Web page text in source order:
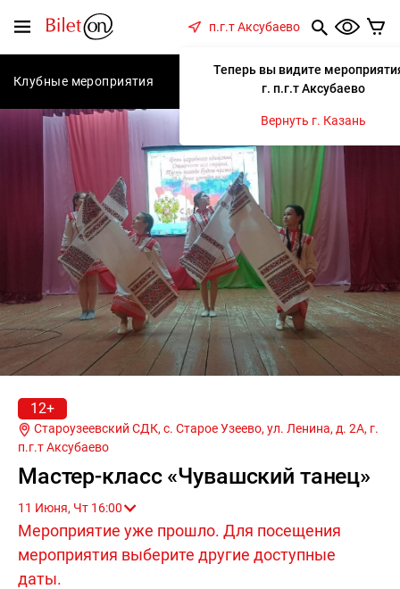
Меню
п.г.т Аксубаево
Теперь вы видите
г. п.г.т Аксубаево
Вернуть г. Казань
Клубные мероприятия Концерты Спектакли
12+
Староузеевский СДК, с. Старое Узеево, ул. Ленина, д. 2А, г.
п.г.т Аксубаево
Мастер-класс «Чувашский танец»
11 Июня, Чт 16:00
Мероприятие уже прошло. Для посещения
мероприятия выберите другие доступные
даты.